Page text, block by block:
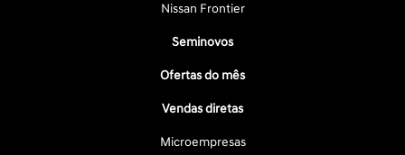
Nissan Frontier
Seminovos
Ofertas do mês
Vendas diretas
Microempresas